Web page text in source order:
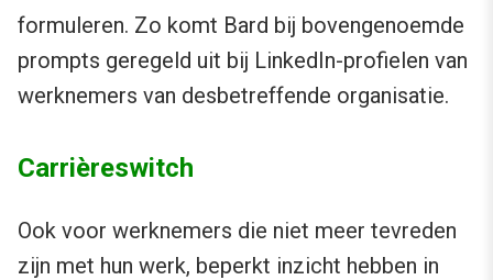
formuleren. Zo komt Bard bij bovengenoemde
prompts geregeld uit bij LinkedIn-profielen van
werknemers van desbetreffende organisatie.
Carrièreswitch
Ook voor werknemers die niet meer tevreden
zijn met hun werk, beperkt inzicht hebben in